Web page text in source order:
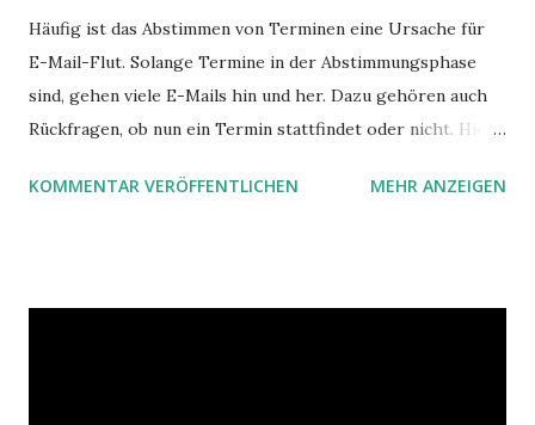
Häufig ist das Abstimmen von Terminen eine Ursache für
E-Mail-Flut. Solange Termine in der Abstimmungsphase
sind, gehen viele E-Mails hin und her. Dazu gehören auch
Rückfragen, ob nun ein Termin stattfindet oder nicht. Hier
Hilfe von Outlook.
KOMMENTAR VERÖFFENTLICHEN MEHR ANZEIGEN